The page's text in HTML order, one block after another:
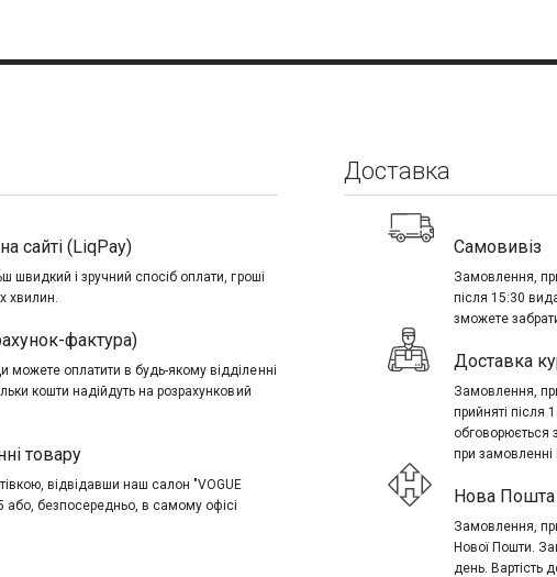
сайті (LiqPay)
швидкий і зручний спосіб оплати, гроші
хвилин.
фактура)
оплатити в будь-якому відділенні
кошти надійдуть на розрахунковий
товару
відвідавши наш салон "VOGUE
або, безпосередньо, в самому офісі
Доставка
Самовивіз
Замовлення,
після 15:30
зможете
Доставка
Замовлення,
прийняті після
обговорюється
при замовленні
Нова Пошта
Замовлення,
Нової Пошти.
день. Вартість